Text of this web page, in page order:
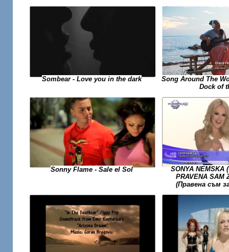
Sombear - Love you in the dark
Song Around The
Dock of
Sonny Flame - Sale el Sol
SONYA NEMSKA
PRAVENA SAM
(Правена съм